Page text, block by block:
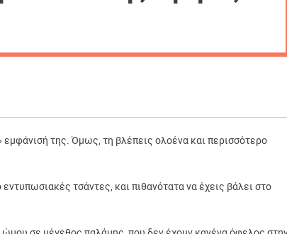
της. Όμως, τη βλέπεις ολοένα και περισσότερο
τσάντες, και πιθανότατα να έχεις βάλει στο